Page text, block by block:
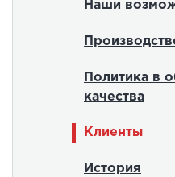
Наши
Политика в
качества
Клиенты
История